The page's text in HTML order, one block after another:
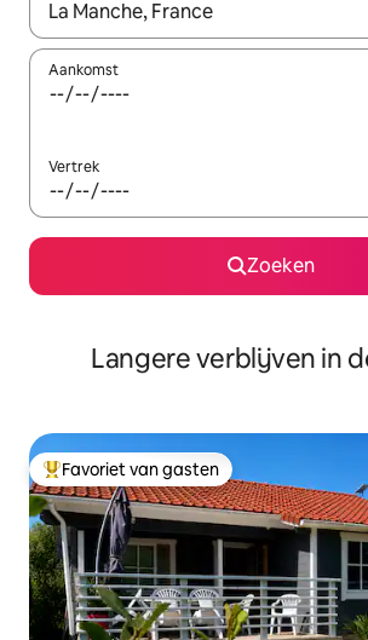
Wanneer er resultaten beschikbaar
Aankomst
Vertrek
Zoeken
Langere verblijven in
Topfavoriet van gasten
Favoriet van gasten